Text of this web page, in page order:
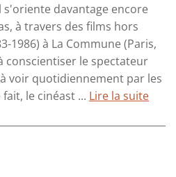
s'oriente davantage encore
à travers des films hors
1986) à La Commune (Paris,
conscientiser le spectateur
voir quotidiennement par les
le cinéast ... Lire la suite